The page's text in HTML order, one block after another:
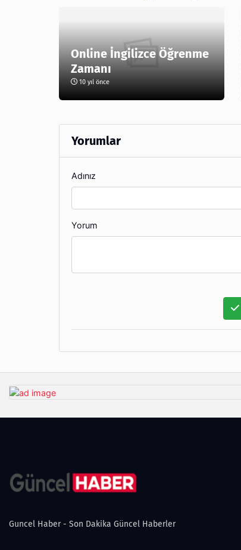
Online İngilizce Öğrenme
Zamanı
10 yıl önce
Yorumlar
Adınız
Yorum
Guncel Haber - Son Dakika Güncel Haberler